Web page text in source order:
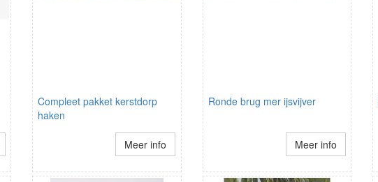
Compleet pakket kerstdorp
haken
Meer info
Ronde brug mer ijsvijver
Meer info